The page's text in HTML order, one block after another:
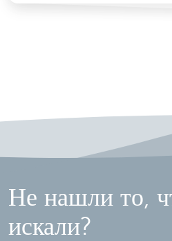
Не нашли то,
искали?